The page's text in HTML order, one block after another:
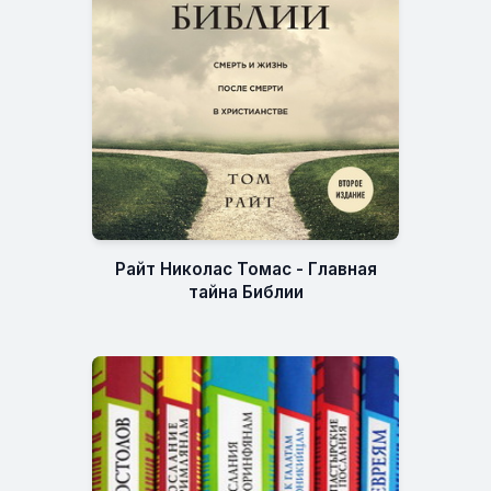
Райт Николас Томас - Главная
тайна Библии